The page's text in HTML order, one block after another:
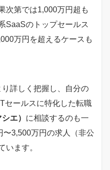
次第では1,000万円超も
SaaSのトップセールス
万円を超えるケースも
詳しく把握し、自分の
セールスに特化した転職
エ） に相談するのも一
3,500万円の求人（非公
います。